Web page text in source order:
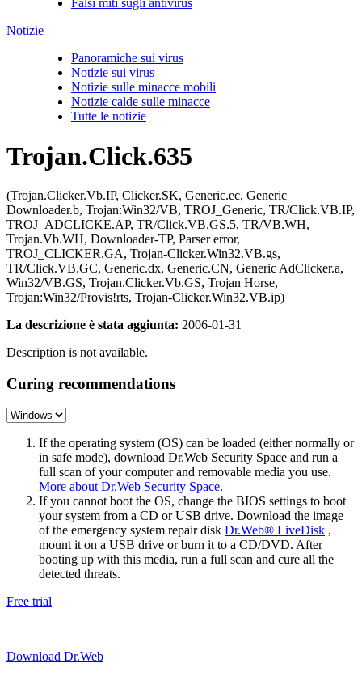
Falsi miti sugli antivirus
Notizie
Panoramiche sui virus
Notizie sui virus
Notizie sulle minacce mobili
Notizie calde sulle minacce
Tutte le notizie
Trojan.Click.635
(Trojan.Clicker.Vb.IP, Clicker.SK, Generic.ec, Generic
Downloader.b, Trojan:Win32/VB, TROJ_Generic, TR/Click.VB.IP,
TROJ_ADCLICKE.AP, TR/Click.VB.GS.5, TR/VB.WH,
Trojan.Vb.WH, Downloader-TP, Parser error,
TROJ_CLICKER.GA, Trojan-Clicker.Win32.VB.gs,
TR/Click.VB.GC, Generic.dx, Generic.CN, Generic AdClicker.a,
Win32/VB.GS, Trojan.Clicker.Vb.GS, Trojan Horse,
Trojan:Win32/Provis!rts, Trojan-Clicker.Win32.VB.ip)
La descrizione è stata aggiunta: 2006-01-31
Description is not available.
Curing recommendations
If the operating system (OS) can be loaded (either normally or
in safe mode), download Dr.Web Security Space and run a
full scan of your computer and removable media you use.
More about Dr.Web Security Space.
If you cannot boot the OS, change the BIOS settings to boot
your system from a CD or USB drive. Download the image
of the emergency system repair disk Dr.Web® LiveDisk ,
mount it on a USB drive or burn it to a CD/DVD. After
booting up with this media, run a full scan and cure all the
detected threats.
Free trial
Download Dr.Web